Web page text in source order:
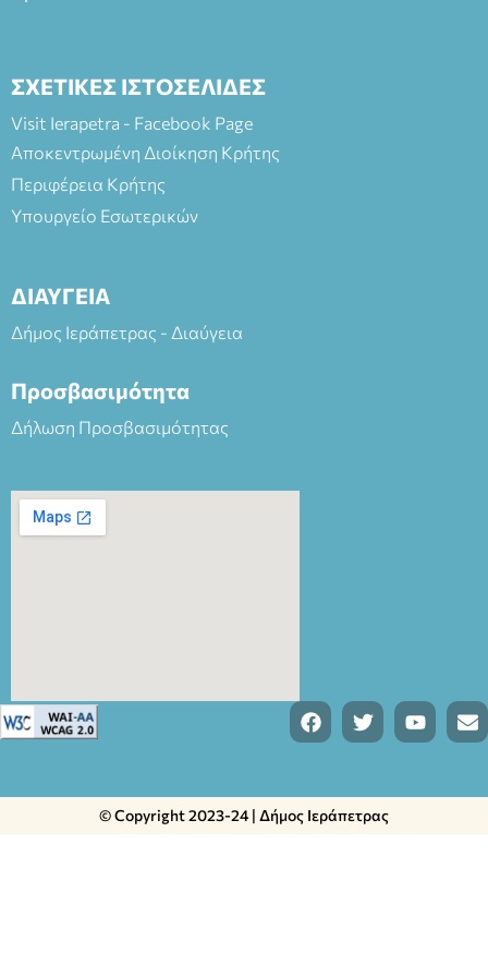
ΣΧΕΤΙΚΕΣ ΙΣΤΟΣΕΛΙΔΕΣ
Visit Ierapetra - Facebook Page
Αποκεντρωμένη Διοίκηση Κρήτης
Περιφέρεια Κρήτης
Υπουργείο Εσωτερικών
ΔΙΑΥΓΕΙΑ
Δήμος Ιεράπετρας - Διαύγεια
Προσβασιμότητα
Δήλωση Προσβασιμότητας
© Copyright 2023-24 | Δήμος Ιεράπετρας